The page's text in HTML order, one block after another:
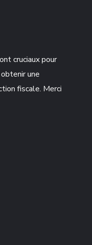
cruciaux pour
une
fiscale. Merci